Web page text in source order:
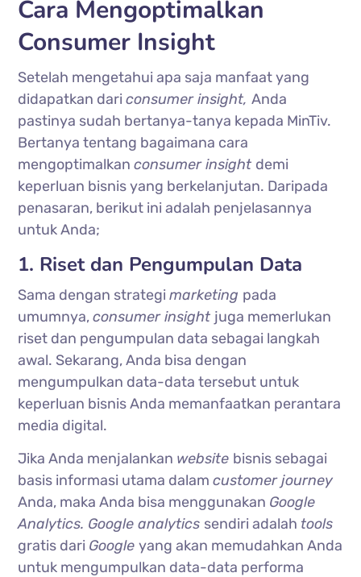
Cara Mengoptimalkan
Consumer Insight
Setelah mengetahui apa saja manfaat yang
didapatkan dariconsumer insight,Anda
pastinya sudah bertanya-tanya kepada MinTiv.
Bertanya tentang bagaimana cara
mengoptimalkanconsumer insight demi
keperluan bisnis yang berkelanjutan. Daripada
penasaran, berikut ini adalah penjelasannya
untuk Anda;
1. Riset dan Pengumpulan Data
Sama dengan strategimarketing pada
umumnya,consumer insight juga memerlukan
riset dan pengumpulan data sebagai langkah
awal. Sekarang, Anda bisa dengan
mengumpulkan data-data tersebut untuk
keperluan bisnis Anda memanfaatkan perantara
media digital.
Jika Anda menjalankan website bisnis sebagai
basis informasi utama dalamcustomer journey
Anda, maka Anda bisa menggunakan Google
Analytics. Google analytics sendiri adalah tools
gratis dari Googleyang akan memudahkan Anda
untuk mengumpulkan data-data performa